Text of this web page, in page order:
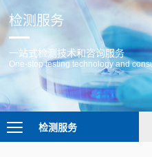
检测服务
一站式检测技术和咨询服务
One-stop testing technology and
检测服务